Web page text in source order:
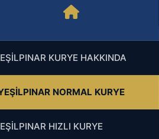
KURYE HAKKINDA
NORMAL KURYE
HIZLI KURYE